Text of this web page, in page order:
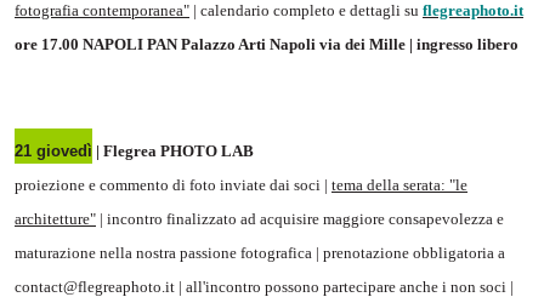
fotografia contemporanea" | calendario completo e dettagli su flegreaphoto.it
ore 17.00 NAPOLI PAN Palazzo Arti Napoli via dei Mille | ingresso libero
21 giovedì | Flegrea PHOTO LAB
proiezione e commento di foto inviate dai soci | tema della serata: "le
architetture" | incontro finalizzato ad acquisire maggiore consapevolezza e
maturazione nella nostra passione fotografica | prenotazione obbligatoria a
contact@flegreaphoto.it | all'incontro possono partecipare anche i non soci |